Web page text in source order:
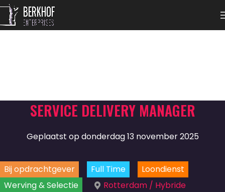
SERVICE DELIVERY MANAGER
Geplaatst op donderdag 13 november 2025
Bij opdrachtgever Full Time
Loondienst
Werving & Selectie
Rotterdam / Hybride